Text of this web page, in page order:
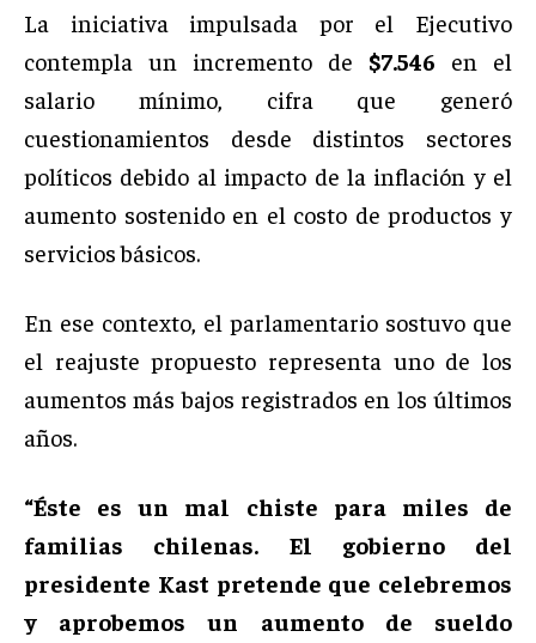
La iniciativa impulsada por el Ejecutivo
contempla un incremento de $7.546 en el
salario mínimo, cifra que generó
cuestionamientos desde distintos sectores
políticos debido al impacto de la inflación y el
aumento sostenido en el costo de productos y
servicios básicos.
En ese contexto, el parlamentario sostuvo que
el reajuste propuesto representa uno de los
aumentos más bajos registrados en los últimos
años.
“Éste es un mal chiste para miles de
familias chilenas. El gobierno del
presidente Kast pretende que celebremos
y aprobemos un aumento de sueldo